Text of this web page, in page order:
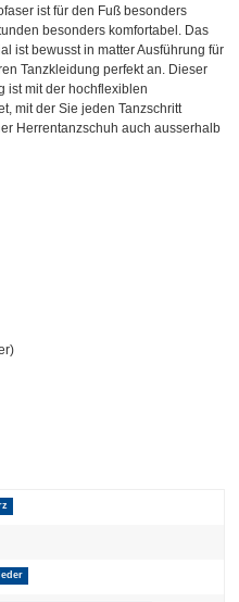
ist für den Fuß besonders
besonders komfortabel. Das
ist bewusst in matter Ausführung für
Tanzkleidung perfekt an. Dieser
ist mit der hochflexiblen
mit der Sie jeden Tanzschritt
Herrentanzschuh auch ausserhalb